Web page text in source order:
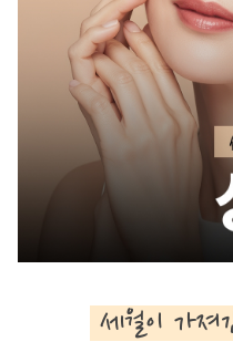
세월이 가져